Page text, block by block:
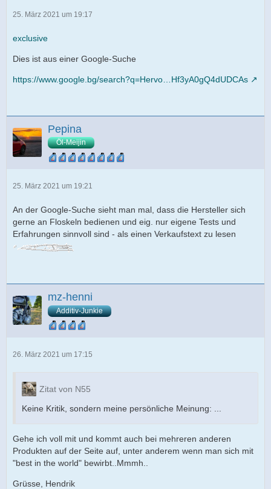
25. März 2021 um 19:17
exclusive
Dies ist aus einer Google-Suche
https://www.google.bg/search?q=Hervo…Hf3yA0gQ4dUDCAs
Pepina
Öl-Meijin
25. März 2021 um 19:21
An der Google-Suche sieht man mal, dass die Hersteller sich
gerne an Floskeln bedienen und eig. nur eigene Tests und
Erfahrungen sinnvoll sind - als einen Verkaufstext zu lesen
mz-henni
Additiv-Junkie
26. März 2021 um 17:15
Zitat von N55
Keine Kritik, sondern meine persönliche Meinung: ...
Gehe ich voll mit und kommt auch bei mehreren anderen
Produkten auf der Seite auf, unter anderem wenn man sich mit
"best in the world" bewirbt..Mmmh..
Grüsse, Hendrik